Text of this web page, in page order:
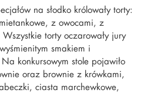
na słodko królowały torty:
z owocami, z
torty oczarowały jury
smakiem i
konkursowym stole pojawiło
oraz brownie z krówkami,
ciasta marchewkowe,